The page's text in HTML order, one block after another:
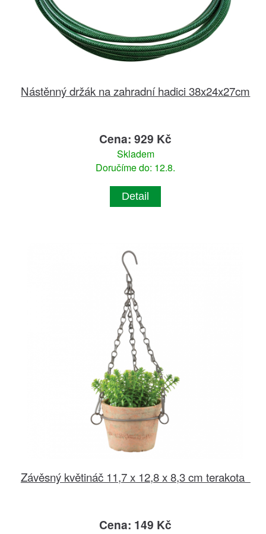
Nástěnný držák na zahradní hadici 38x24x27cm
Cena: 929 Kč
Skladem
Doručíme do: 12.8.
Detail
Závěsný květináč 11,7 x 12,8 x 8,3 cm terakota
Cena: 149 Kč